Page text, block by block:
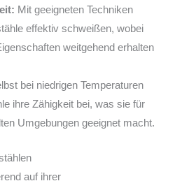
Mit geeigneten Techniken
effektiv schweißen, wobei
weitgehend erhalten
bei niedrigen Temperaturen
ihre Zähigkeit bei, was sie für
Umgebungen geeignet macht.
auf ihrer